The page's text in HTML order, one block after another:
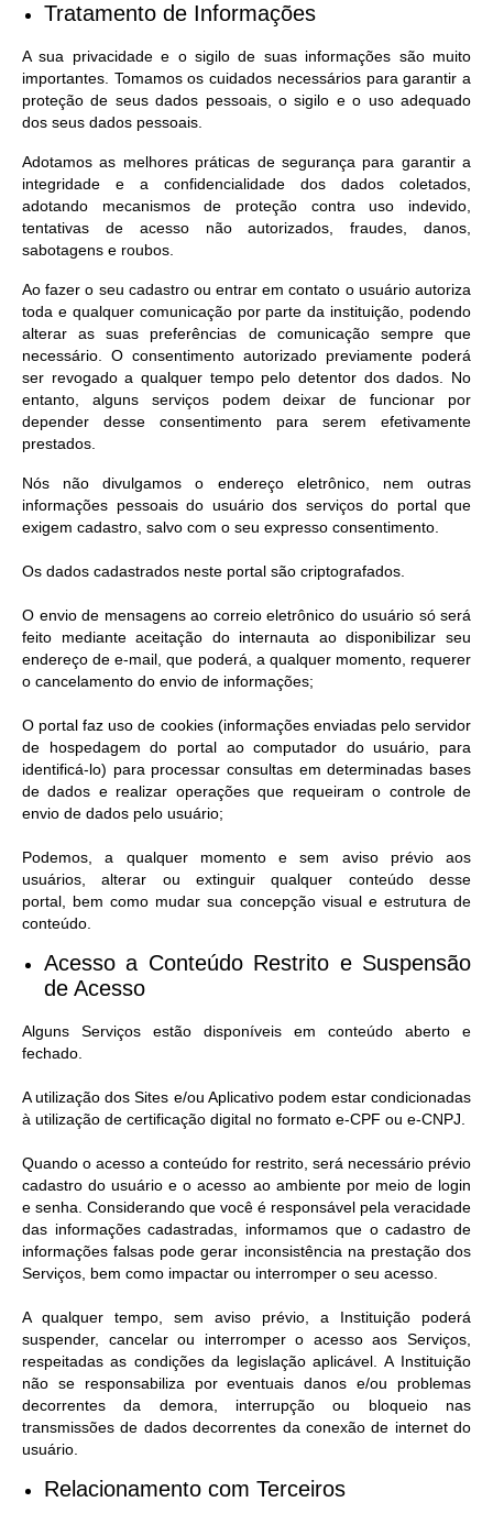
Tratamento de Informações
A sua privacidade e o sigilo de suas informações são muito
importantes. Tomamos os cuidados necessários para garantir a
proteção de seus dados pessoais, o sigilo e o uso adequado
dos seus dados pessoais.
Adotamos as melhores práticas de segurança para garantir a
integridade e a confidencialidade dos dados coletados,
adotando mecanismos de proteção contra uso indevido,
tentativas de acesso não autorizados, fraudes, danos,
sabotagens e roubos.
Ao fazer o seu cadastro ou entrar em contato o usuário autoriza
toda e qualquer comunicação por parte da instituição, podendo
alterar as suas preferências de comunicação sempre que
necessário. O consentimento autorizado previamente poderá
ser revogado a qualquer tempo pelo detentor dos dados. No
entanto, alguns serviços podem deixar de funcionar por
depender desse consentimento para serem efetivamente
prestados.
Nós não divulgamos o endereço eletrônico, nem outras
informações pessoais do usuário dos serviços do portal que
exigem cadastro, salvo com o seu expresso consentimento.
Os dados cadastrados neste portal são criptografados.
O envio de mensagens ao correio eletrônico do usuário só será
feito mediante aceitação do internauta ao disponibilizar seu
endereço de e-mail, que poderá, a qualquer momento, requerer
o cancelamento do envio de informações;
O portal faz uso de cookies (informações enviadas pelo servidor
de hospedagem do portal ao computador do usuário, para
identificá-lo) para processar consultas em determinadas bases
de dados e realizar operações que requeiram o controle de
envio de dados pelo usuário;
Podemos, a qualquer momento e sem aviso prévio aos
usuários, alterar ou extinguir qualquer conteúdo desse
portal, bem como mudar sua concepção visual e estrutura de
conteúdo.
Acesso a Conteúdo Restrito e Suspensão
de Acesso​
Alguns Serviços estão disponíveis em conteúdo aberto e
fechado.
A utilização dos Sites e/ou Aplicativo podem estar condicionadas
à utilização de certificação digital no formato e-CPF ou e-CNPJ.
Quando o acesso a conteúdo for restrito, será necessário prévio
cadastro do usuário e o acesso ao ambiente por meio de login
e senha. Considerando que você é responsável pela veracidade
das informações cadastradas, informamos que o cadastro de
informações falsas pode gerar inconsistência na prestação dos
Serviços, bem como impactar ou interromper o seu acesso.
A qualquer tempo, sem aviso prévio, a Instituição poderá
suspender, cancelar ou interromper o acesso aos Serviços,
respeitadas as condições da legislação aplicável. A Instituição
não se responsabiliza por eventuais danos e/ou problemas
decorrentes da demora, interrupção ou bloqueio nas
transmissões de dados decorrentes da conexão de internet do
usuário.
Relacionamento com Terceiros